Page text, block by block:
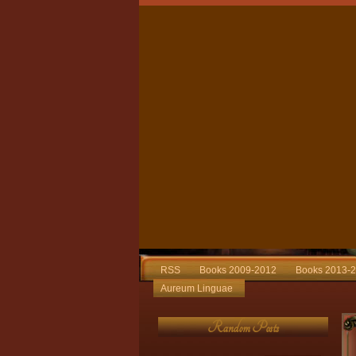
RSS Books 2009-2012 Books 2013-
Aureum Linguae
Random Posts